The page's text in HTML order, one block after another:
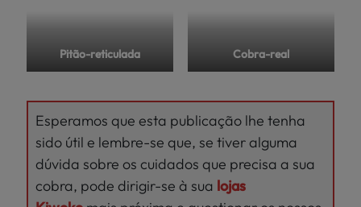
Pitão-reticulada Cobra-real
Esperamos que esta publicação lhe tenha
sido útil e lembre-se que, se tiver alguma
dúvida sobre os cuidados que precisa a sua
cobra, pode dirigir-se à sua lojas